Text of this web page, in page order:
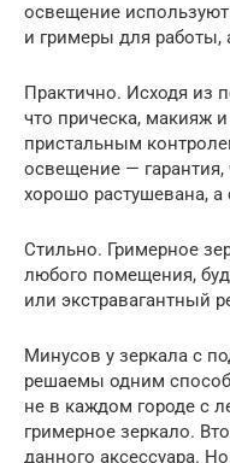
освещение
и гримеры для работы,
Практично. Исходя из
что прическа, макияж
пристальным
освещение — гарантия,
хорошо растушевана,
Стильно. Гримерное
любого помещения,
или экстравагантный
Минусов у зеркала с
решаемы одним
не в каждом городе с
гримерное зеркало.
данного аксессуара.